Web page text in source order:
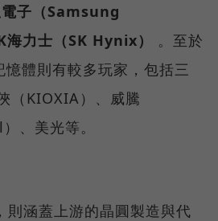
子（Samsung
力士（SK Hynix）
。至於
體則有較多玩家，包括三
（KIOXIA）、威騰
、美光等。
則涵蓋上游的晶圓製造與代